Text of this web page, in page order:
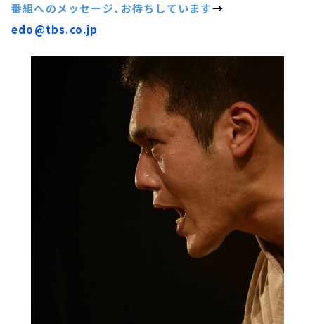
番組へのメッセージ、お待ちしています→
edo@tbs.co.jp